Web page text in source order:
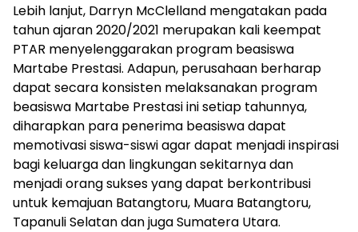
Lebih lanjut, Darryn McClelland mengatakan pada
tahun ajaran 2020/2021 merupakan kali keempat
PTAR menyelenggarakan program beasiswa
Martabe Prestasi. Adapun, perusahaan berharap
dapat secara konsisten melaksanakan program
beasiswa Martabe Prestasi ini setiap tahunnya,
diharapkan para penerima beasiswa dapat
memotivasi siswa-siswi agar dapat menjadi inspirasi
bagi keluarga dan lingkungan sekitarnya dan
menjadi orang sukses yang dapat berkontribusi
untuk kemajuan Batangtoru, Muara Batangtoru,
Tapanuli Selatan dan juga Sumatera Utara.